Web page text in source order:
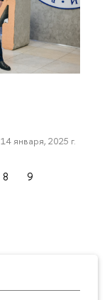
14 января, 2025 г.
8
9